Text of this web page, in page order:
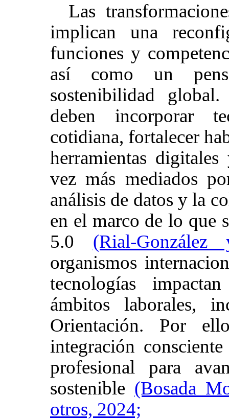
Las
implican una
funciones y
así como un
sostenibilidad
deben incorporar
cotidiana, fortalecer
herramientas
vez más mediados
análisis de datos y la
en el marco de lo que
5.0 (Rial-
organismos
tecnologías
ámbitos laborales,
Orientación. Por
integración
profesional para
sostenible (Bosada
otros, 2024;